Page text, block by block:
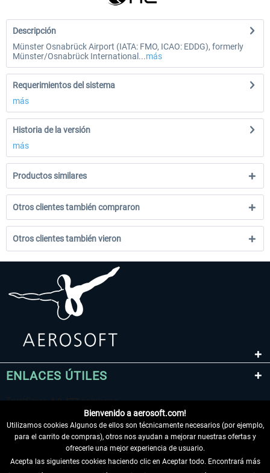
Descripción
Münster Osnabrück Airport (IATA: FMO, ICAO: EDDG), formerly
Münster/Osnabrück International...más
Requerimientos del sistema
más
Historia de la versión
más
Productos similares
Otros clientes también compraron
Otros clientes también vieron
ENLACES ÚTILES
Bienvenido a aerosoft.com!
Utilizamos cookies Algunos de ellos son técnicamente necesarios (por ejemplo,
para el carrito de compras), otros nos ayudan a mejorar nuestras ofertas y
ofrecerle una mejor experiencia de usuario.
Acepta las siguientes cookies haciendo clic en Aceptar todo. Encontrará más